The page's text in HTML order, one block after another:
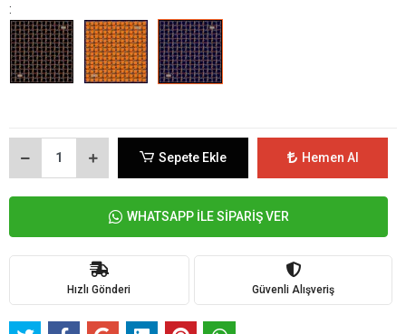
:
Sepete Ekle Hemen Al
WHATSAPP İLE SİPARİŞ VER
Hızlı Gönderi Güvenli Alışveriş